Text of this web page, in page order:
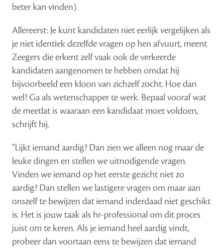
beter kan vinden).
Allereerst: Je kunt kandidaten niet eerlijk vergelijken als
je niet identiek dezelfde vragen op hen afvuurt, meent
Zeegers die erkent zelf vaak ook de verkeerde
kandidaten aangenomen te hebben omdat hij
bijvoorbeeld een kloon van zichzelf zocht. Hoe dan
wel? Ga als wetenschapper te werk. Bepaal vooraf wat
de meetlat is waaraan een kandidaat moet voldoen,
schrijft hij.
“Lijkt iemand aardig? Dan zien we alleen nog maar de
leuke dingen en stellen we uitnodigende vragen.
Vinden we iemand op het eerste gezicht niet zo
aardig? Dan stellen we lastigere vragen om maar aan
onszelf te bewijzen dat iemand inderdaad niet geschikt
is. Het is jouw taak als hr-professional om dit proces
juist om te keren. Als je iemand heel aardig vindt,
probeer dan voortaan eens te bewijzen dat iemand